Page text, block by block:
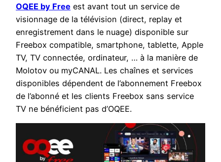
OQEE by Free est avant tout un service de
visionnage de la télévision (direct, replay et
enregistrement dans le nuage) disponible sur
Freebox compatible, smartphone, tablette, Apple
TV, TV connectée, ordinateur, … à la manière de
Molotov ou myCANAL. Les chaînes et services
disponibles dépendent de l’abonnement Freebox
de l’abonné et les clients Freebox sans service
TV ne bénéficient pas d’OQEE.